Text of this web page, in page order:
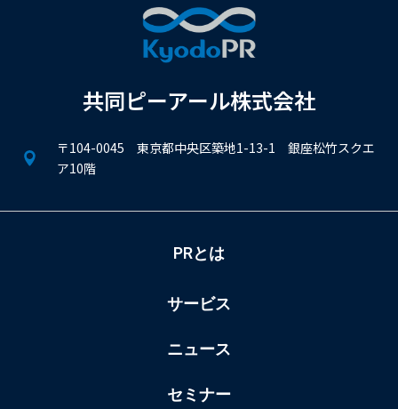
共同ピーアール株式会社
〒104-0045 東京都中央区築地1-13-1 銀座松竹スクエ
ア10階
PRとは
サービス
ニュース
セミナー